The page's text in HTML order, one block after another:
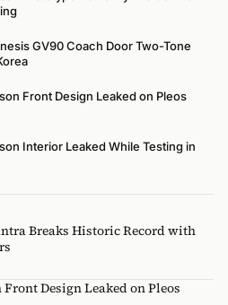
GV90 Coach Door Two-Tone
Front Design Leaked on Pleos
Interior Leaked While Testing in
Breaks Historic Record with
Design Leaked on Pleos